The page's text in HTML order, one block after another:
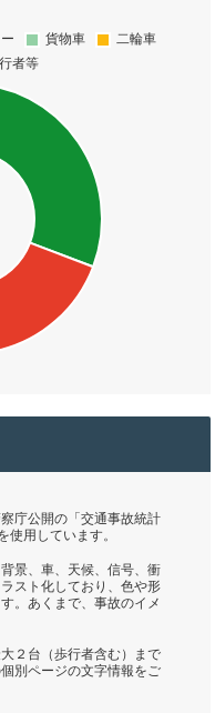
庁公開の「交通事故統計
用しています。
景、車、天候、信号、衝
スト化しており、色や形
。あくまで、事故のイメ
２台（歩行者含む）まで
別ページの文字情報をご